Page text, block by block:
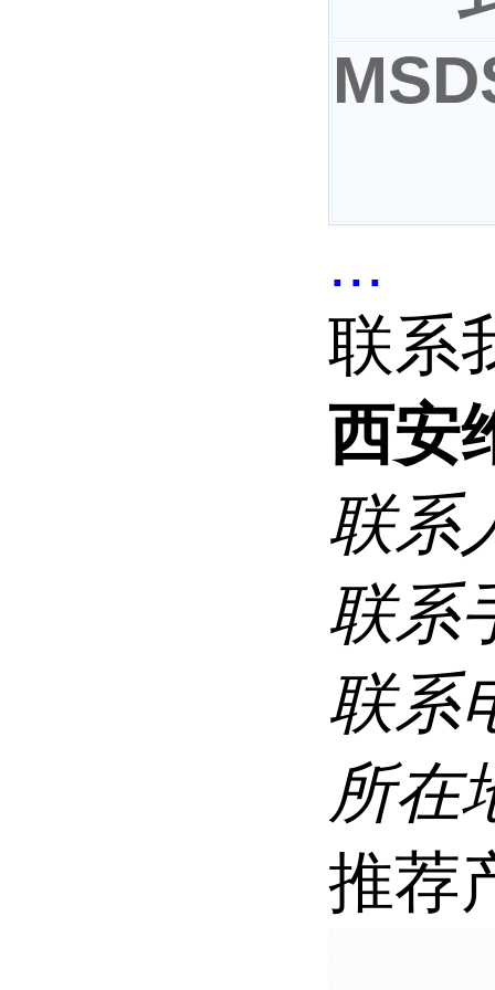
...
联系
西安
联系
联系
联系
所在
推荐